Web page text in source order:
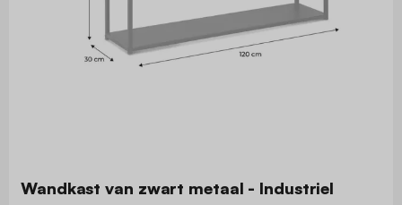
Wandkast van zwart metaal - Industriel